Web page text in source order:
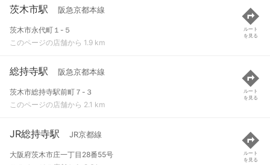
茨木市駅 阪急京都本線
茨木市永代町１-５
このページの店舗から 1.9 km
ルート
を見る
総持寺駅 阪急京都本線
茨木市総持寺駅前町７-３
このページの店舗から 2.1 km
ルート
を見る
JR総持寺駅 JR京都線
大阪府茨木市庄一丁目28番55号
ルート
を見る